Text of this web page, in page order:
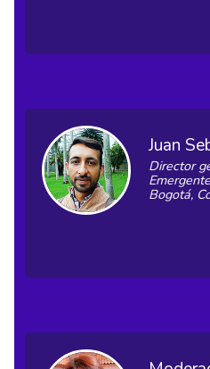
Juan
Director
Bogotá,